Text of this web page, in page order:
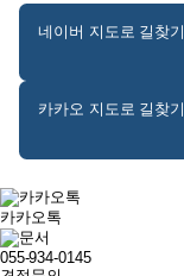
네이버 지도로 길찾기
카카오 지도로 길찾기
카카오톡
055-934-0145